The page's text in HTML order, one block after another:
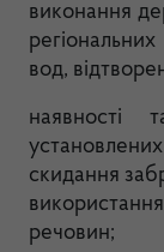
виконання
вод,
наявності
скидання
речовин;